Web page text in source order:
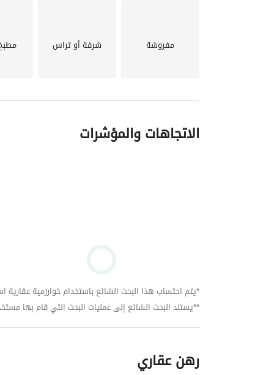
مفروشة شرفة أو تراس
الاتجاهات والمؤشرات
*يتم احتساب هذا البحث الشائع باستخدام خوارزمية عقارية
**يستند البحث الشائع إلى عمليات البحث التي قام بها مستخدمي
رهن عقاري